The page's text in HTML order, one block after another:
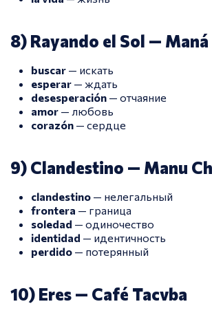
8) Rayando el Sol — Maná
buscar — искать
esperar — ждать
desesperación — отчаяние
amor — любовь
corazón — сердце
9) Clandestino — Manu
clandestino — нелегальный
frontera — граница
soledad — одиночество
identidad — идентичность
perdido — потерянный
10) Eres — Café Tacvba